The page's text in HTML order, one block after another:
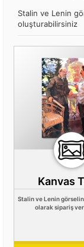
Stalin ve Lenin
oluşturabilirsiniz
Kanvas
Stalin ve Lenin
olarak sipariş